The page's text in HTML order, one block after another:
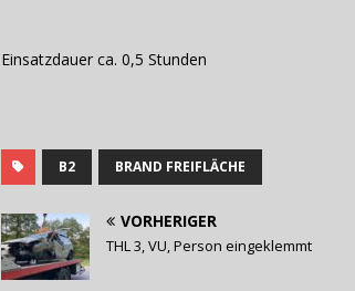
Einsatzdauer ca. 0,5 Stunden
B2 BRAND FREIFLÄCHE
VORHERIGER
THL 3, VU, Person eingeklemmt